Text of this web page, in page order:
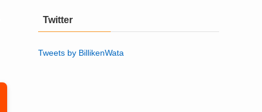
Twitter
Tweets by BillikenWata